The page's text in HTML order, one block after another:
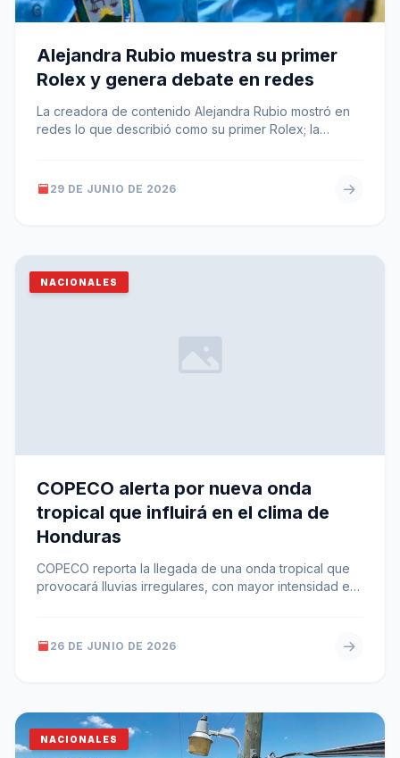
Alejandra Rubio muestra su primer
Rolex y genera debate en redes
La creadora de contenido Alejandra Rubio mostró en
redes lo que describió como su primer Rolex; la
29 DE JUNIO DE 2026
NACIONALES
COPECO alerta por nueva onda
tropical que influirá en el clima de
Honduras
COPECO reporta la llegada de una onda tropical que
provocará lluvias irregulares, con mayor intensidad en
26 DE JUNIO DE 2026
NACIONALES